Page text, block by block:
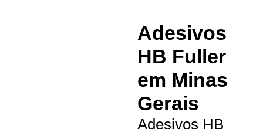
Adesivos
HB Fuller
em Minas
Gerais
Adesivos HB